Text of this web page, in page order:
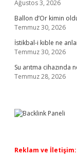
Ağustos 3, 2026
Ballon d’Or kimin
Temmuz 30, 2026
İstikbal-i kıble ne
Temmuz 30, 2026
Su arıtma cihazında
Temmuz 28, 2026
Reklam ve İletişim: